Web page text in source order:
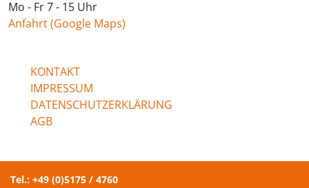
Mo - Fr 7 - 15 Uhr
Anfahrt (Google Maps)
KONTAKT
IMPRESSUM
DATENSCHUTZERKLÄRUNG
AGB
Tel.: +49 (0)5175 / 4760